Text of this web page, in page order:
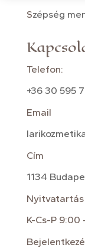
Szépség
Telefon:
+36 30 595
Email
Cím
1134
Nyitvatartás
K-Cs-P 9:00